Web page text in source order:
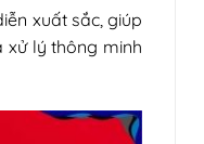
xuất sắc, giúp
xử lý thông minh